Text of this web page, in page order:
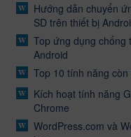
Hướng dẫn chuyển
SD trên thiết bị
Top ứng dụng chống
Android
Top 10 tính năng
Kích hoạt tính năng
Chrome
WordPress.com và